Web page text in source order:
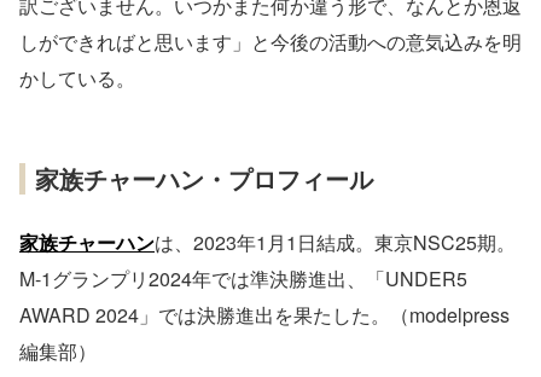
しができればと思います」と今後の活動への意気込みを明
かしている。
家族チャーハン・プロフィール
家族チャーハンは、2023年1月1日結成。東京NSC25期。
M-1グランプリ2024年では準決勝進出、「UNDER5
AWARD 2024」では決勝進出を果たした。（modelpress
編集部）